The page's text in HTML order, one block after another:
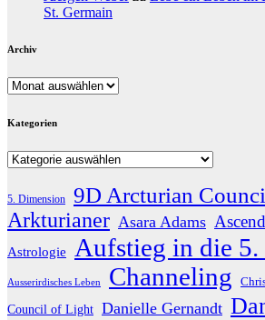
St. Germain
Archiv
Archiv
Kategorien
Kategorien
5. Dimension 9D Arcturian
Arkturianer Asara Adams
Astrologie Aufstieg in die
Ausserirdisches Leben Channeling
Council of Light Danielle Gernandt